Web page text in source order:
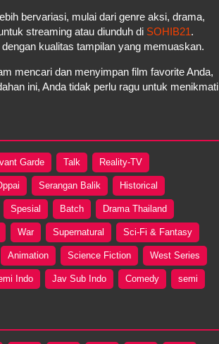
bervariasi, mulai dari genre aksi, drama,
streaming atau diunduh di SOHIB21.
kualitas tampilan yang memuaskan.
mencari dan menyimpan film favorite Anda,
ini, Anda tidak perlu ragu untuk menikmati
Garde Talk Reality-TV
Serangan Balik Historical
Spesial Batch Drama Thailand
War Supernatural Sci-Fi & Fantasy
Animation Science Fiction West Series
Indo Jav Sub Indo Comedy semi